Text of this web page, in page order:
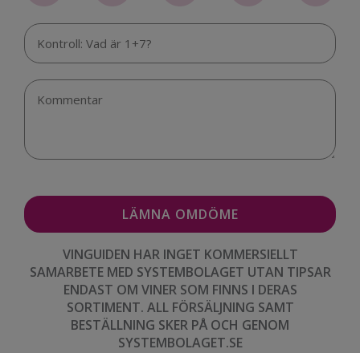
VINGUIDEN HAR INGET KOMMERSIELLT
SAMARBETE MED SYSTEMBOLAGET UTAN TIPSAR
ENDAST OM VINER SOM FINNS I DERAS
SORTIMENT. ALL FÖRSÄLJNING SAMT
BESTÄLLNING SKER PÅ OCH GENOM
SYSTEMBOLAGET.SE